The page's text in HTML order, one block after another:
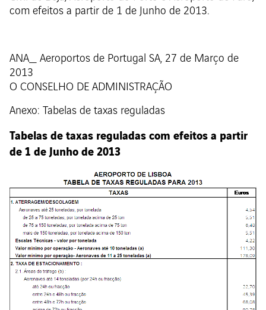
com efeitos a partir de 1 de Junho de 2013.
ANA_ Aeroportos de Portugal SA, 27 de Março de
2013
O CONSELHO DE ADMINISTRAÇÃO
Anexo: Tabelas de taxas reguladas
Tabelas de taxas reguladas com efeitos a partir
de 1 de Junho de 2013